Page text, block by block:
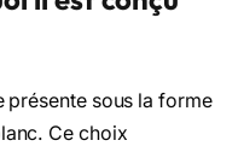
présente sous la forme
Ce choix